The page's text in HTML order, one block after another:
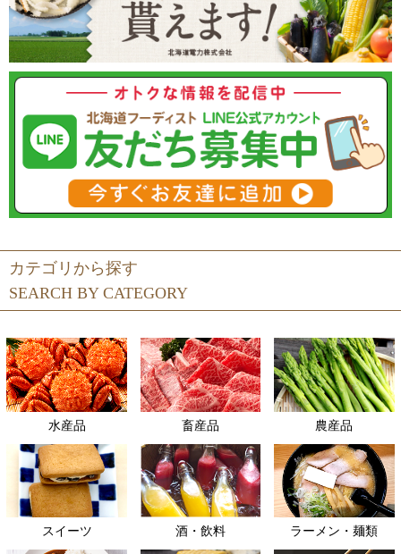
SEARCH BY CATEGORY
カテゴリから探す
水産品 畜産品 農産品
スイーツ 酒・飲料 ラーメン・麺類